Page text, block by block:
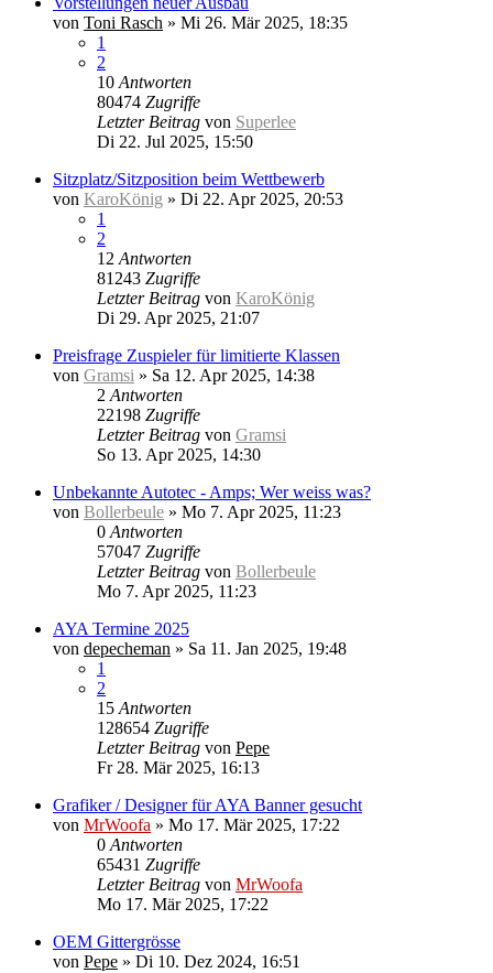
von Toni Rasch » Mi 26. Mär 2025, 18:35
1
2
10 Antworten
80474 Zugriffe
Letzter Beitrag von Superlee
Di 22. Jul 2025, 15:50
Sitzplatz/Sitzposition beim Wettbewerb
von KaroKönig » Di 22. Apr 2025, 20:53
1
2
12 Antworten
81243 Zugriffe
Letzter Beitrag von KaroKönig
Di 29. Apr 2025, 21:07
Preisfrage Zuspieler für limitierte Klassen
von Gramsi » Sa 12. Apr 2025, 14:38
2 Antworten
22198 Zugriffe
Letzter Beitrag von Gramsi
So 13. Apr 2025, 14:30
Unbekannte Autotec - Amps; Wer weiss was?
von Bollerbeule » Mo 7. Apr 2025, 11:23
0 Antworten
57047 Zugriffe
Letzter Beitrag von Bollerbeule
Mo 7. Apr 2025, 11:23
AYA Termine 2025
von depecheman » Sa 11. Jan 2025, 19:48
1
2
15 Antworten
128654 Zugriffe
Letzter Beitrag von Pepe
Fr 28. Mär 2025, 16:13
Grafiker / Designer für AYA Banner gesucht
von MrWoofa » Mo 17. Mär 2025, 17:22
0 Antworten
65431 Zugriffe
Letzter Beitrag von MrWoofa
Mo 17. Mär 2025, 17:22
OEM Gittergrösse
von Pepe » Di 10. Dez 2024, 16:51